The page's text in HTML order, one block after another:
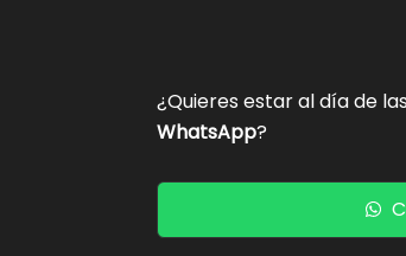
¿Quieres estar al día de
WhatsApp?